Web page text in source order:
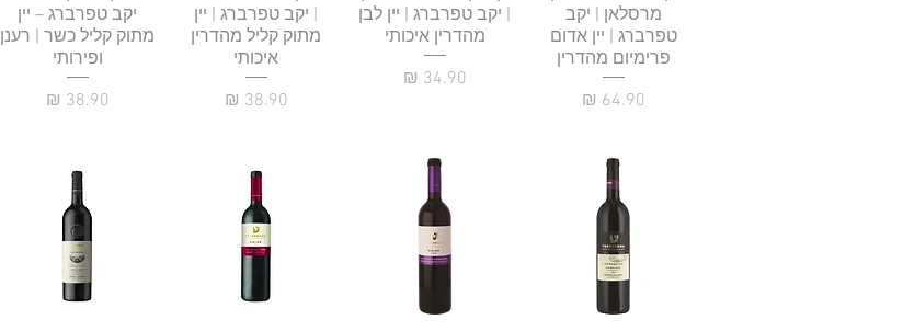
מרסלאן | יקב
טפרברג | יין אדום
פרימיום מהדרין
מחיר
| יקב טפרברג | יין לבן
מהדרין איכותי
מחיר
| יקב טפרברג | יין
מתוק קליל מהדרין
איכותי
מחיר
יקב טפרברג – יין
מתוק קליל כשר | רענן
ופירותי
מחיר